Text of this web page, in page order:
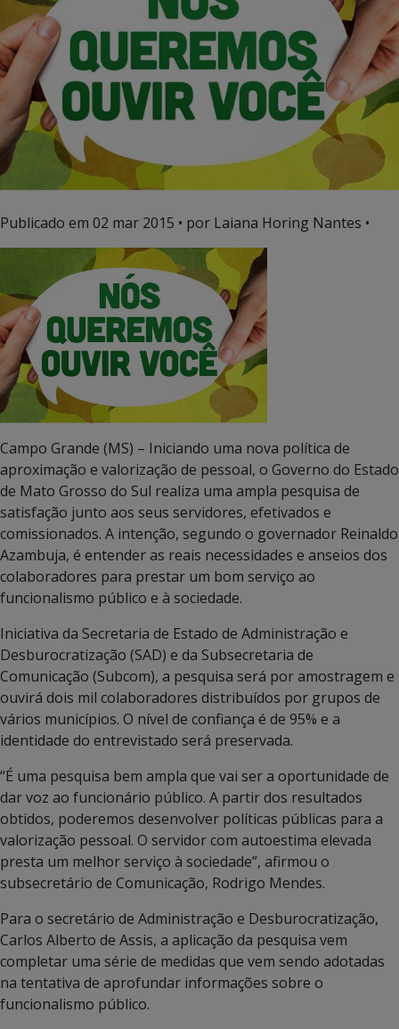
Publicado em 02 mar 2015 • por Laiana Horing Nantes •
Campo Grande (MS) – Iniciando uma nova política de
aproximação e valorização de pessoal, o Governo do Estado
de Mato Grosso do Sul realiza uma ampla pesquisa de
satisfação junto aos seus servidores, efetivados e
comissionados. A intenção, segundo o governador Reinaldo
Azambuja, é entender as reais necessidades e anseios dos
colaboradores para prestar um bom serviço ao
funcionalismo público e à sociedade.
Iniciativa da Secretaria de Estado de Administração e
Desburocratização (SAD) e da Subsecretaria de
Comunicação (Subcom), a pesquisa será por amostragem e
ouvirá dois mil colaboradores distribuídos por grupos de
vários municípios. O nível de confiança é de 95% e a
identidade do entrevistado será preservada.
“É uma pesquisa bem ampla que vai ser a oportunidade de
dar voz ao funcionário público. A partir dos resultados
obtidos, poderemos desenvolver políticas públicas para a
valorização pessoal. O servidor com autoestima elevada
presta um melhor serviço à sociedade”, afirmou o
subsecretário de Comunicação, Rodrigo Mendes.
Para o secretário de Administração e Desburocratização,
Carlos Alberto de Assis, ​a aplicação da pesquisa vem
completar uma série de medidas que vem sendo adotadas
na tentativa de aprofundar informações sobre o
funcionalismo público.